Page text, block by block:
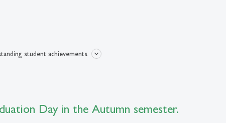
student achievements
Day in the Autumn semester.